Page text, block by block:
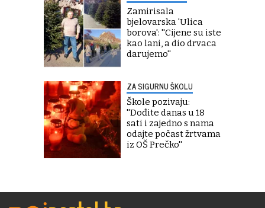
Zamirisala
bjelovarska 'Ulica
borova': ''Cijene su iste
kao lani, a dio drvaca
darujemo''
ZA SIGURNU ŠKOLU
Škole pozivaju:
''Dođite danas u 18
sati i zajedno s nama
odajte počast žrtvama
iz OŠ Prečko''